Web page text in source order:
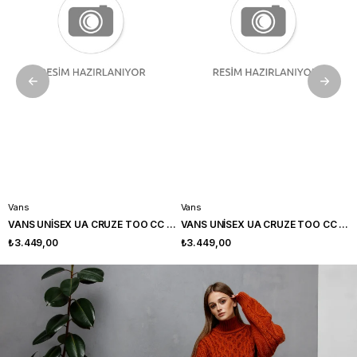
Vans
VANS UNİSEX UA CRUZE TOO CC SPOR AYAKKABI VN0A5KR5QTF1
₺3.449,00
Vans
VANS UNİSEX UA CRUZE TOO CC SPOR AYAKKABI VN0A5KR5QTF1
₺3.449,00